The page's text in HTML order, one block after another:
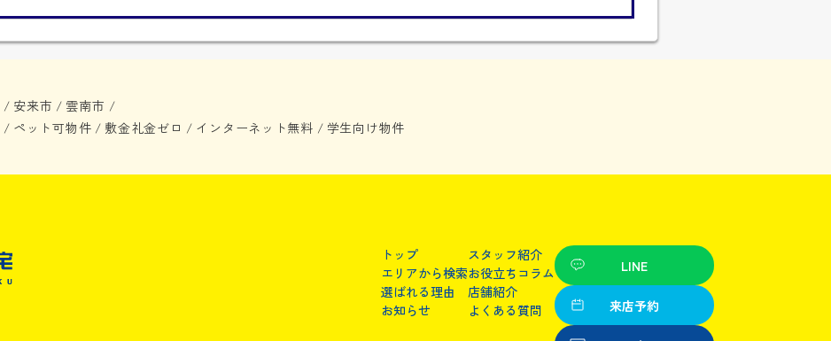
/ 安来市 / 雲南市 /
/ ペット可物件 / 敷金礼金ゼロ / インターネット無料 / 学生向け物件
トップ
エリアから検索
選ばれる理由
お知らせ
スタッフ紹介
お役立ちコラム
店舗紹介
よくある質問
LINE
来店予約